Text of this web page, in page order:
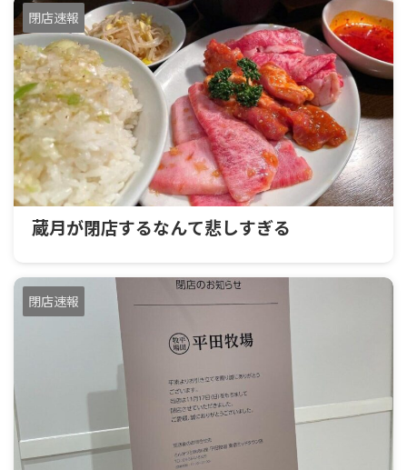
閉店速報
蔵月が閉店するなんて悲しすぎる
閉店速報